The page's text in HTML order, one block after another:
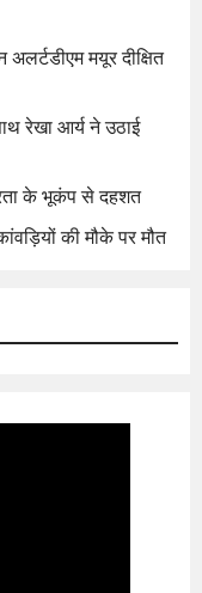
मयूर दीक्षित
रेखा आर्य ने उठाई
के भूकंप से दहशत
की मौके पर मौत